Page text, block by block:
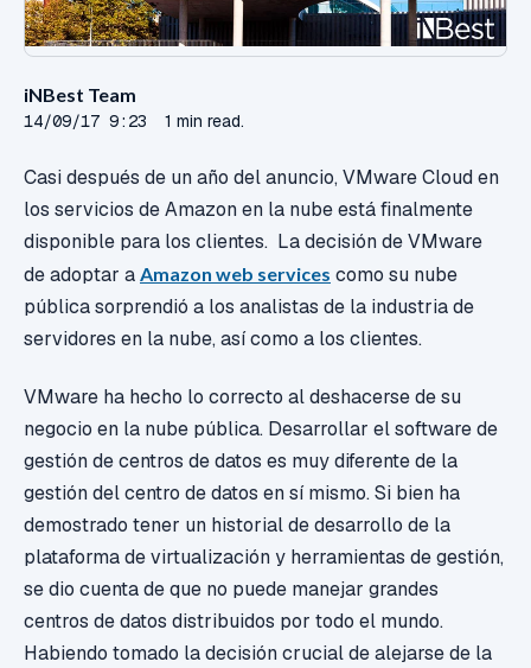
iNBest Team
14/09/17 9:23 1 min read.
Casi después de un año del anuncio, VMware Cloud en
los servicios de Amazon en la nube está finalmente
disponible para los clientes. La decisión de VMware
de adoptar a Amazon web services como su nube
pública sorprendió a los analistas de la industria de
servidores en la nube, así como a los clientes.
VMware ha hecho lo correcto al deshacerse de su
negocio en la nube pública. Desarrollar el software de
gestión de centros de datos es muy diferente de la
gestión del centro de datos en sí mismo. Si bien ha
demostrado tener un historial de desarrollo de la
plataforma de virtualización y herramientas de gestión,
se dio cuenta de que no puede manejar grandes
centros de datos distribuidos por todo el mundo.
Habiendo tomado la decisión crucial de alejarse de la